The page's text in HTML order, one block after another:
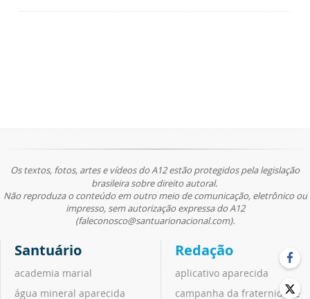
Os textos, fotos, artes e vídeos do A12 estão protegidos pela legislação
brasileira sobre direito autoral.
Não reproduza o conteúdo em outro meio de comunicação, eletrônico ou
impresso, sem autorização expressa do A12
(faleconosco@santuarionacional.com).
Santuário
academia marial
água mineral aparecida
Redação
aplicativo aparecida
campanha da fraternidade